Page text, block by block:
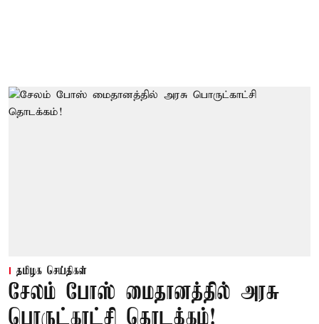
தமிழக செய்திகள்
சேலம் போஸ் மைதானத்தில் அரசு
பொருட்காட்சி தொடக்கம்!